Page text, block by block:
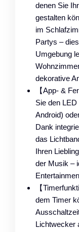
denen Sie
gestalten
im
Partys –
Umgebung
dekorative
【App- &
Sie den
Android)
Dank
das
Ihren
der Musik –
【
dem Timer
Lichtwecker